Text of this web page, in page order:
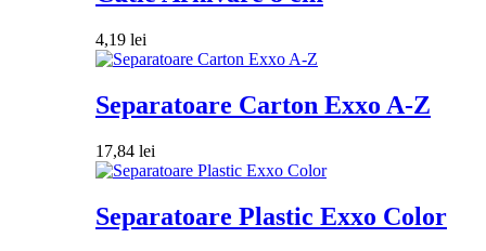
4,19 lei
Separatoare Carton Exxo A-Z
17,84 lei
Separatoare Plastic Exxo Color